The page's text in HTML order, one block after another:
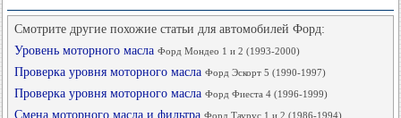
Смотрите другие похожие статьи для автомобилей Форд:
Уровень моторного масла Форд Мондео 1 и 2 (1993-2000)
Проверка уровня моторного масла Форд Эскорт 5 (1990-1997)
Проверка уровня моторного масла Форд Фиеста 4 (1996-1999)
Смена моторного масла и фильтра Форд Таурус 1 и 2 (1986-1994)